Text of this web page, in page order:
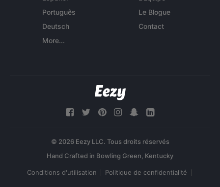
Português
Deutsch
More...
Le Blogue
Contact
© 2026 Eezy LLC. Tous droits réservés
Conditions d'utilisation Politique de confidentialité